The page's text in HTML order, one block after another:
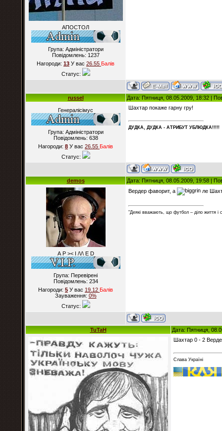
АПОСТОЛ
Група: Адміністратори
Повідомлень: 1237
Нагороди: 13 У вас 26.55 Балiв
Статус:
russel Дата: Пятниця, 08.05.2009, 18:32 |
Генералісімус
Група: Адміністратори
Повідомлень: 638
Нагороди: 8 У вас 26.55 Балiв
Статус:
Шахтар покаже гарну гру!
ДУДКА, ДУДКА - АТРИБУT УБЛЮДКА!!!!!
demos Дата: Пятниця, 08.05.2009, 19:58 |
А Р >< I /\/\ E D
Група: Перевірені
Повідомлень: 234
Нагороди: 5 У вас 19.12 Балiв
Зауваження: 0%
Статус:
Вердер фаворит, а ле
"Деякі вважають, що футбол – діло життя
TuTaH Дата: Пятниця,
Шахтар 0 - 2
Слава Україні